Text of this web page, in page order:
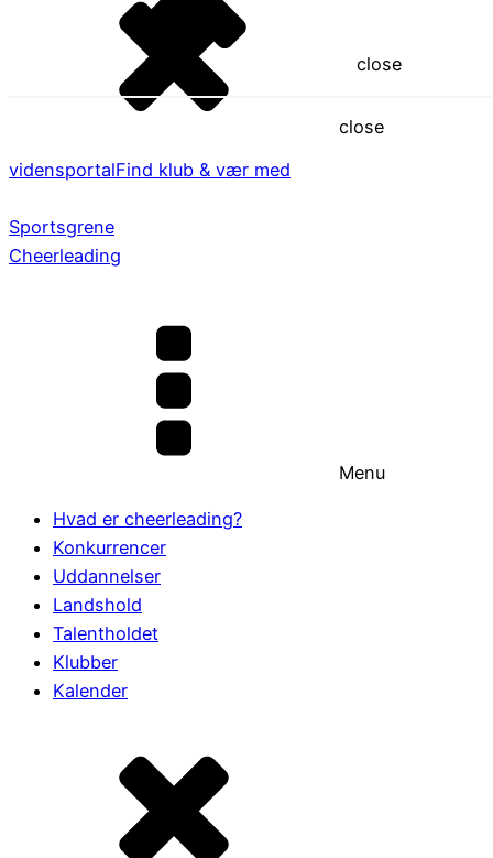
close
close
vidensportalFind klub & vær med
Sportsgrene
Cheerleading
Menu
Hvad er cheerleading?
Konkurrencer
Uddannelser
Landshold
Talentholdet
Klubber
Kalender